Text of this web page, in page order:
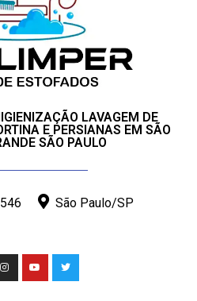
LAVAGEM DE
E PERSIANAS EM SÃO
SÃO PAULO
São Paulo/SP